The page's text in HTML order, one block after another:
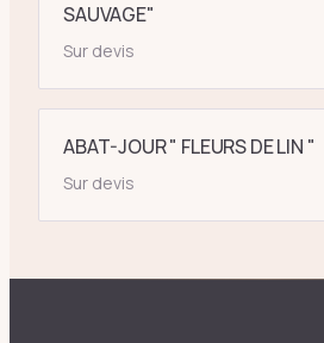
SAUVAGE"
Sur devis
ABAT-JOUR " FLEURS DE LIN "
Sur devis